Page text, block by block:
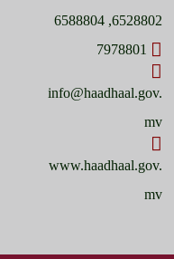
6528802, 6588804
info@haadhaal.gov.
mv
www.haadhaal.gov.
mv